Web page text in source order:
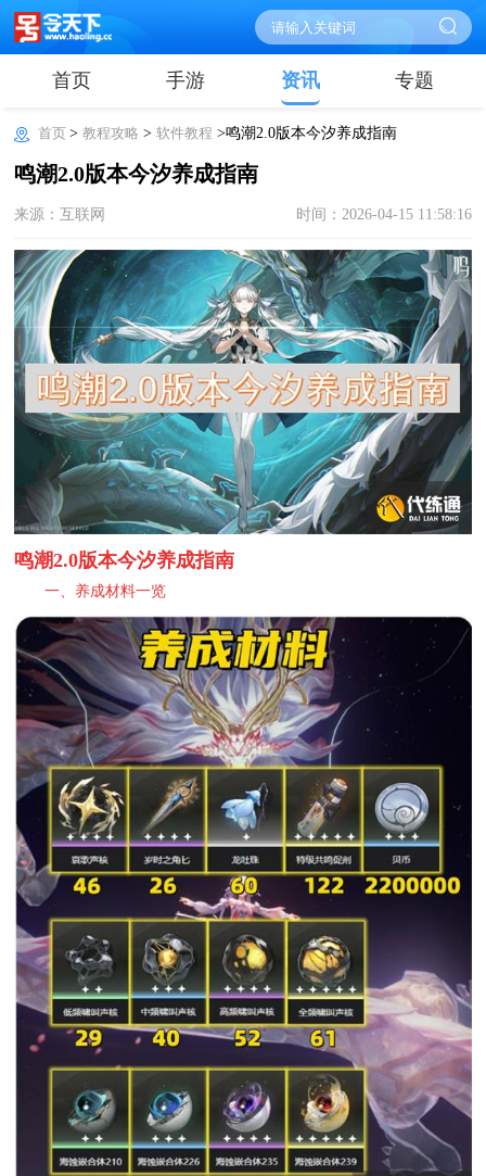
首页 手游 资讯 专题
首页>教程攻略 >软件教程 >鸣潮2.0版本今汐养成指南
鸣潮2.0版本今汐养成指南
来源：互联网 时间：2026-04-15 11:58:16
鸣潮2.0版本今汐养成指南
一、养成材料一览